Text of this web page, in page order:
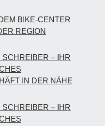
BIKE-CENTER
REGION
SCHREIBER – IHR
IN DER NÄHE
SCHREIBER – IHR